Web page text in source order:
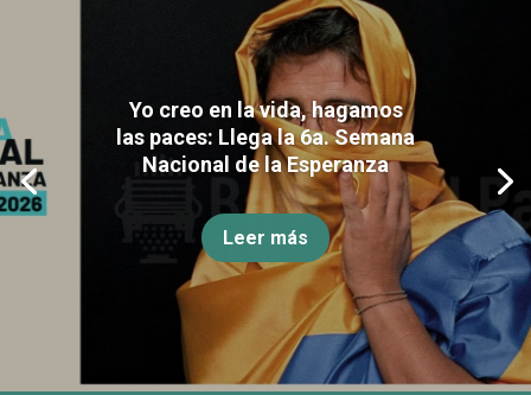
Yo creo en la vida, hagamos
las paces: Llega la 6a. Semana
Nacional de la Esperanza
Leer más